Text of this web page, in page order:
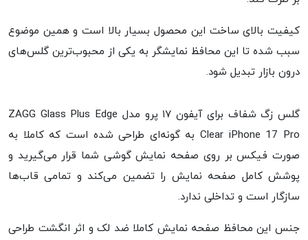
کیفیت بالای ساخت این محصول بسیار بالا است و همین موضوع
سبب شده تا این محافظ نمایشگر به یکی از محبوب‌ترین گلس‌های
درون بازار تبدیل شود.
گلس زگ شفاف برای آیفون ۱۷ پرو مدل ZAGG Glass Plus Edge
Clear iPhone 17 Pro به گونه‌ای طراحی شده است که کاملا به
صورت فیکس بر روی صفحه نمایش گوشی شما قرار می‌گیرید و
پوشش کامل صفحه نمایش را تضمین می‌کند و تمامی قاب‌ها
سازگار است و تداخلی ندارد.
جنس این محافظ صفحه نمایش کاملا ضد لک و اثر انگشت طراحی